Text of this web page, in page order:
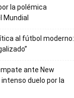
la polémica
al fútbol moderno:
ante New
intenso duelo por la